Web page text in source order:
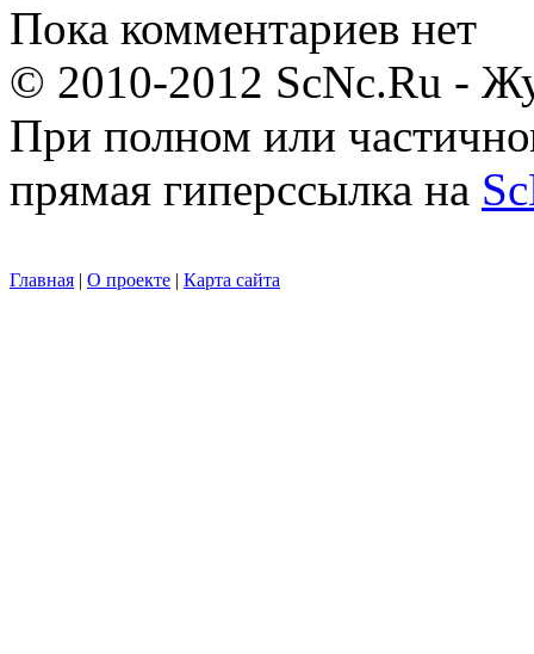
Пока комментариев нет
© 2010-2012 ScNc.Ru -
При полном или
прямая гиперссылка на
Главная | О проекте | Карта сайта